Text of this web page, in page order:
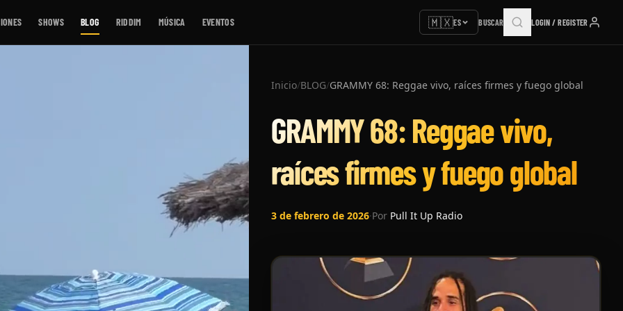
SHOWS BLOG RIDDIM MÚSICA EVENTOS 🇲🇽ES BUSCAR LOGIN / REGISTER
Inicio/BLOG/GRAMMY 68: Reggae vivo, raíces firmes y fuego global
GRAMMY 68: Reggae vivo,
raíces firmes y fuego global
3 de febrero de 2026·Por Pull It Up Radio